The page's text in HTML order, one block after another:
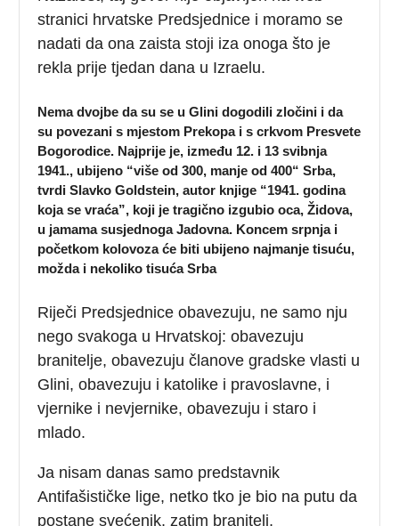
stranici hrvatske Predsjednice i moramo se
nadati da ona zaista stoji iza onoga što je
rekla prije tjedan dana u Izraelu.
Nema dvojbe da su se u Glini dogodili zločini i da
su povezani s mjestom Prekopa i s crkvom Presvete
Bogorodice. Najprije je, između 12. i 13 svibnja
1941., ubijeno “više od 300, manje od 400“ Srba,
tvrdi Slavko Goldstein, autor knjige “1941. godina
koja se vraća”, koji je tragično izgubio oca, Židova,
u jamama susjednoga Jadovna. Koncem srpnja i
početkom kolovoza će biti ubijeno najmanje tisuću,
možda i nekoliko tisuća Srba
Riječi Predsjednice obavezuju, ne samo nju
nego svakoga u Hrvatskoj: obavezuju
branitelje, obavezuju članove gradske vlasti u
Glini, obavezuju i katolike i pravoslavne, i
vjernike i nevjernike, obavezuju i staro i
mlado.
Ja nisam danas samo predstavnik
Antifašističke lige, netko tko je bio na putu da
postane svećenik, zatim branitelj,